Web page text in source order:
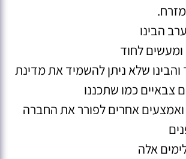
הבינו
לחוד
שלא ניתן להשמיד את מדינת
כמו שתכננו
אחרים לפורר את החברה
אלה